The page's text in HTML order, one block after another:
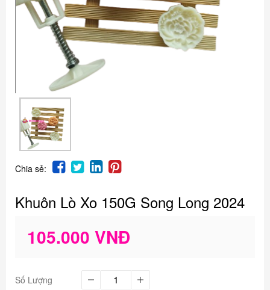
Chia sẻ:
Khuôn Lò Xo 150G Song Long 2024
105.000 VNĐ
Số Lượng